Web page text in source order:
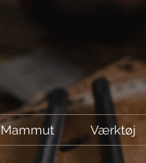
Mammut Værktøj